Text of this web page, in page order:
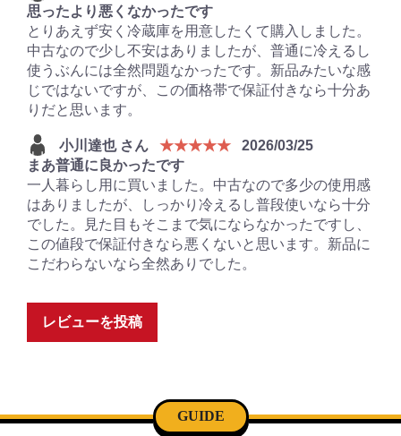
思ったより悪くなかったです
とりあえず安く冷蔵庫を用意したくて購入しました。
中古なので少し不安はありましたが、普通に冷えるし
使うぶんには全然問題なかったです。新品みたいな感
じではないですが、この価格帯で保証付きなら十分あ
りだと思います。
小川達也 さん ★★★★★
2026/03/25
まあ普通に良かったです
一人暮らし用に買いました。中古なので多少の使用感
はありましたが、しっかり冷えるし普段使いなら十分
でした。見た目もそこまで気にならなかったですし、
この値段で保証付きなら悪くないと思います。新品に
こだわらないなら全然ありでした。
レビューを投稿
GUIDE